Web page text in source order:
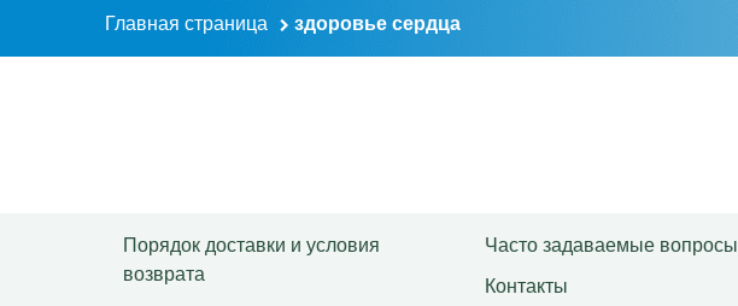
Главная страница здоровье сердца
Порядок доставки и условия
возврата
Часто задаваемые вопросы
Контакты